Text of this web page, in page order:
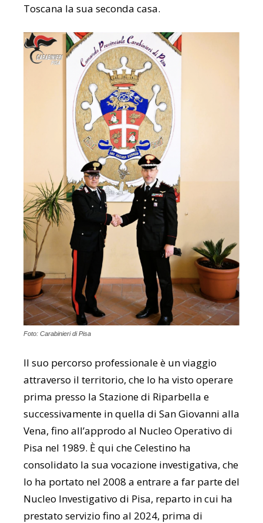
Toscana la sua seconda casa.
Foto: Carabinieri di Pisa
Il suo percorso professionale è un viaggio
attraverso il territorio, che lo ha visto operare
prima presso la Stazione di Riparbella e
successivamente in quella di San Giovanni alla
Vena, fino all’approdo al Nucleo Operativo di
Pisa nel 1989. È qui che Celestino ha
consolidato la sua vocazione investigativa, che
lo ha portato nel 2008 a entrare a far parte del
Nucleo Investigativo di Pisa, reparto in cui ha
prestato servizio fino al 2024, prima di